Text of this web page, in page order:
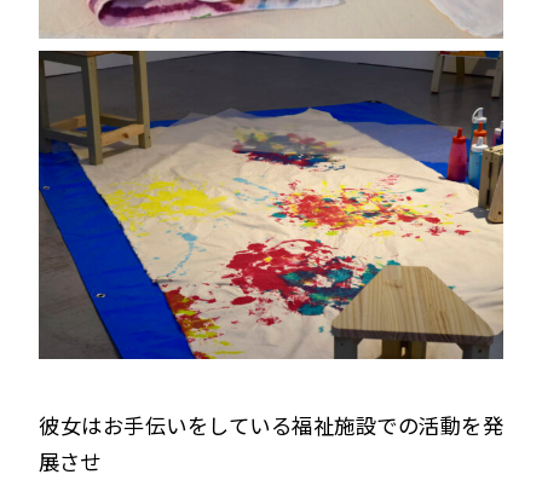
彼女はお手伝いをしている福祉施設での活動を発
展させ